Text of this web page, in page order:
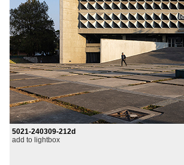
5021-240309-212d
add to lightbox